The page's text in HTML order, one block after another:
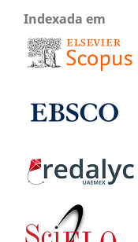
Indexada em